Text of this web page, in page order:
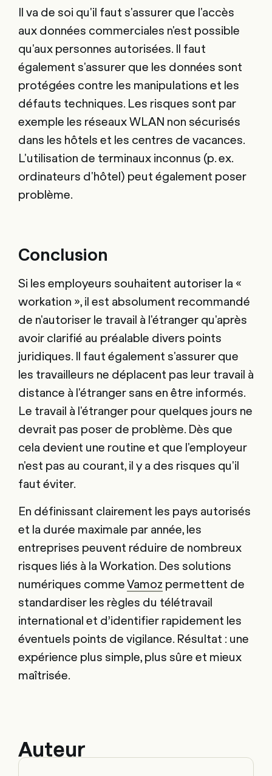
Il va de soi qu'il faut s'assurer que l'accès
aux données commerciales n'est possible
qu'aux personnes autorisées. Il faut
également s'assurer que les données sont
protégées contre les manipulations et les
défauts techniques. Les risques sont par
exemple les réseaux WLAN non sécurisés
dans les hôtels et les centres de vacances.
L'utilisation de terminaux inconnus (p. ex.
ordinateurs d'hôtel) peut également poser
problème.
Conclusion
Si les employeurs souhaitent autoriser la «
workation », il est absolument recommandé
de n'autoriser le travail à l'étranger qu'après
avoir clarifié au préalable divers points
juridiques. Il faut également s'assurer que
les travailleurs ne déplacent pas leur travail à
distance à l'étranger sans en être informés.
Le travail à l'étranger pour quelques jours ne
devrait pas poser de problème. Dès que
cela devient une routine et que l'employeur
n'est pas au courant, il y a des risques qu'il
faut éviter.
En définissant clairement les pays autorisés
et la durée maximale par année, les
entreprises peuvent réduire de nombreux
risques liés à la Workation. Des solutions
numériques commeVamoz permettent de
standardiser les règles du télétravail
international et d’identifier rapidement les
éventuels points de vigilance. Résultat : une
expérience plus simple, plus sûre et mieux
maîtrisée.
Auteur